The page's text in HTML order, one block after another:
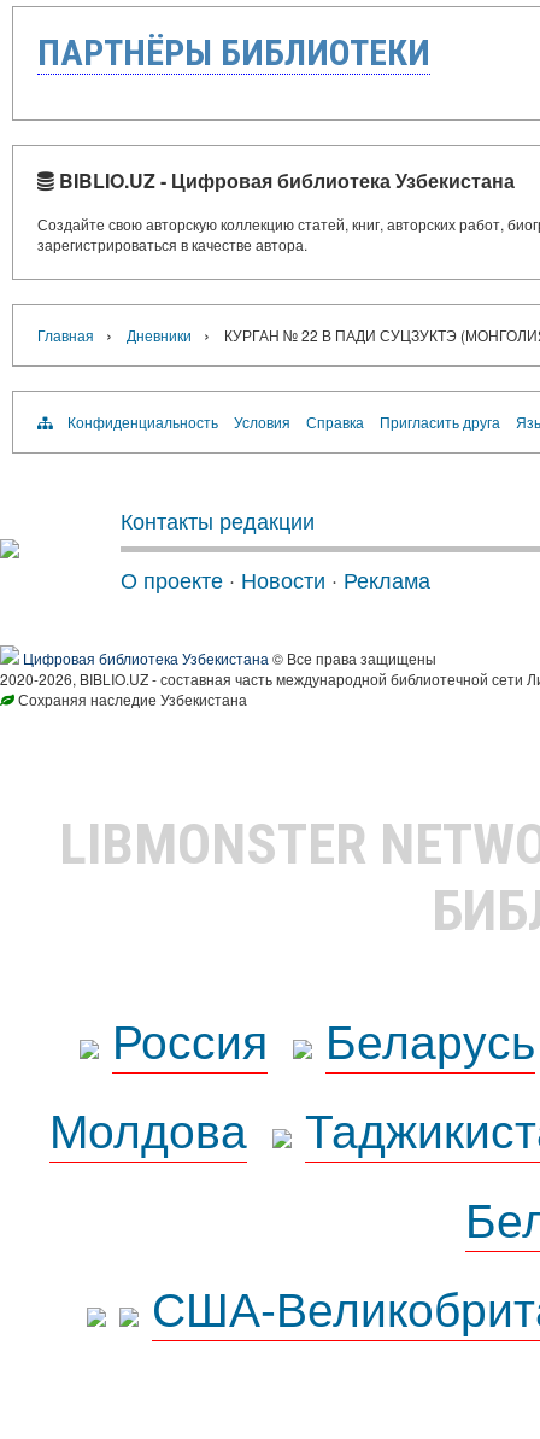
ПАРТНЁРЫ БИБЛИОТЕКИ
BIBLIO.UZ - Цифровая библиотека Узбекистана
Создайте свою авторскую коллекцию статей, книг, авторских работ,
зарегистрироваться в качестве автора.
Главная › Дневники › КУРГАН № 22 В ПАДИ СУЦЗУКТЭ
Конфиденциальность Условия Справка Пригласить друга
Контакты редакции
О проекте · Новости · Реклама
Цифровая библиотека Узбекистана © Все права защищены
2020-2026, BIBLIO.UZ - составная часть международной библиотечной сети
Сохраняя наследие Узбекистана
LIBMONSTER
Россия
Беларусь
Молдова
США-